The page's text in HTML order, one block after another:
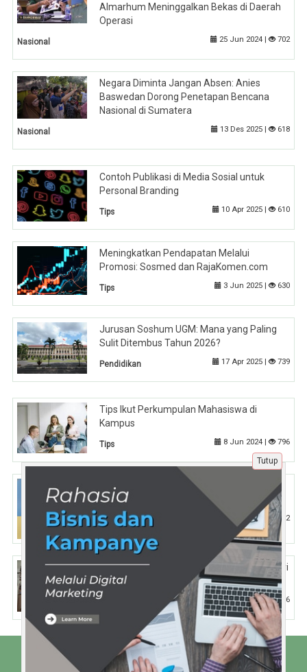
Almarhum Meninggalkan Bekas di Daerah
Operasi
Nasional 25 Jun 2024 | 702
Negara Diminta Jangan Absen: Anies
Baswedan Dorong Penetapan Bencana
Nasional di Sumatera
Nasional 13 Des 2025 | 618
Contoh Publikasi di Media Sosial untuk
Personal Branding
Tips 10 Apr 2025 | 610
Meningkatkan Pendapatan Melalui
Promosi: Sosmed dan RajaKomen.com
Tips 3 Jun 2025 | 630
Jurusan Soshum UGM: Mana yang Paling
Sulit Ditembus Tahun 2026?
Pendidikan 17 Apr 2025 | 739
Tips Ikut Perkumpulan Mahasiswa di
Kampus
Tips 8 Jun 2024 | 796
Strategi Content SEO untuk Meningkatkan
Trafik Website Secara Organik
Tips 16 Mar 2026 | 252
Biaya Pendaftaran CPNS: Cara Menghindari
Biaya Tak Terduga
Pendidikan 24 Apr 2025 | 666
Beranda Tentang Kami
Tutup